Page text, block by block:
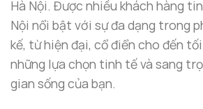
Hà Nội. Được nhiều khách hàng
Nội nổi bật với sự đa dạng trong
kế, từ hiện đại, cổ điển cho đến
những lựa chọn tinh tế và sang
gian sống của bạn.